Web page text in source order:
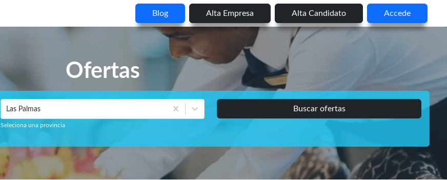
Blog Alta Empresa Alta Candidato Accede
Ofertas
Las Palmas
Seleciona una provincia
Buscar ofertas